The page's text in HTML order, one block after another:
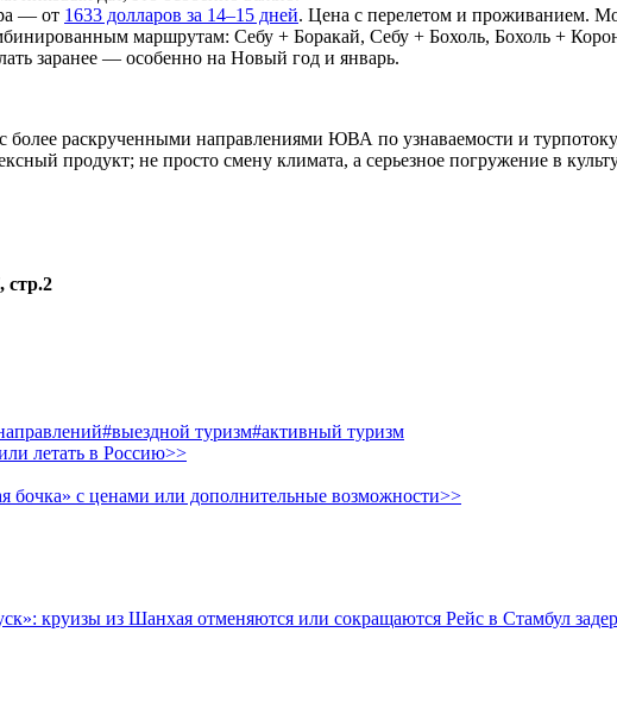
— от 1633 долларов за 14–15 дней. Цена с перелетом и проживанием.
маршрутам: Себу + Боракай, Себу + Бохоль, Бохоль +
заранее — особенно на Новый год и январь.
раскрученными направлениями ЮВА по узнаваемости и
продукт; не просто смену климата, а серьезное погружение в
стр.2
#выездной туризм#активный туризм
летать в Россию>>
бочка» с ценами или дополнительные возможности>>
круизы из Шанхая отменяются или сокращаются Рейс в Стамбул